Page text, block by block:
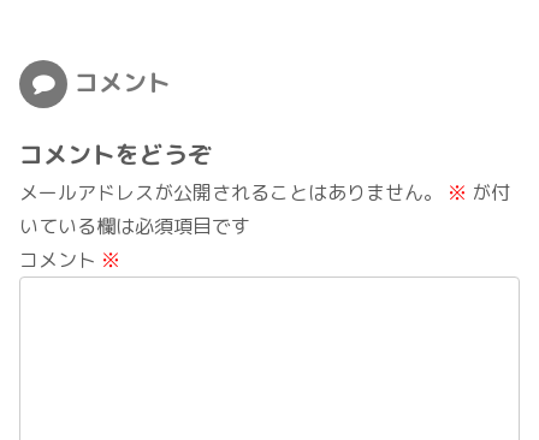
コメント
コメントをどうぞ
メールアドレスが公開されることはありません。 ※ が付
いている欄は必須項目です
コメント ※